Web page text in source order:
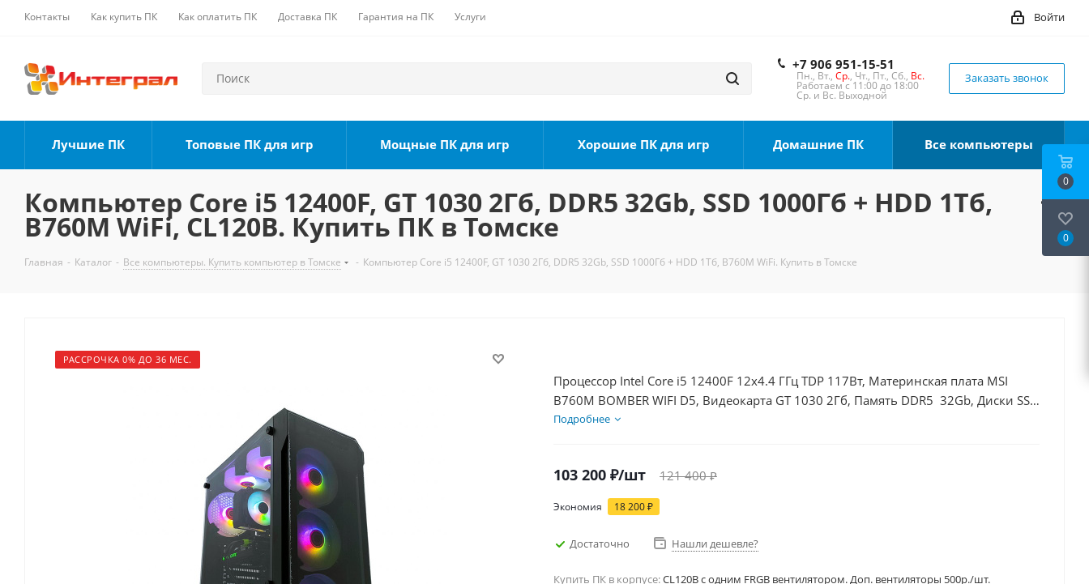
Контакты Как купить ПК Как оплатить ПК Доставка ПК Гарантия на ПК Услуги Войти
+7 906 951-15-51
Пн., Вт., Ср., Чт., Пт., Сб., Вс.
Работаем с 11:00 до 18:00
Ср. и Вс. Выходной
Заказать звонок
Лучшие ПК Топовые ПК для игр Мощные ПК для игр Хорошие ПК для игр Домашние ПК Все компьютеры
Компьютер Core i5 12400F, GT 1030 2Гб, DDR5 32Gb, SSD 1000Гб + HDD 1Тб,
B760M WiFi, CL120B. Купить ПК в Томске
Главная - Каталог - Все компьютеры. Купить компьютер в Томске - Компьютер Core i5 12400F, GT 1030 2Гб, DDR5 32Gb, SSD 1000Гб + HDD 1Тб, B760M WiFi. Купить в Томске
РАССРОЧКА 0% ДО 36 МЕС.
Процессор Intel Core i5 12400F 12x4.4 ГГц TDP 117Вт, Материнская плата MSI
B760M BOMBER WIFI D5, Видеокарта GT 1030 2Гб, Память DDR5 32Gb, Диски SSD
1000Гб + HDD 1Тб, БП 500Вт
Подробнее
103 200 ₽/шт 121 400₽
Экономия 18 200₽
Достаточно Нашли дешевле?
Купить ПК в корпусе:CL120B c одним FRGB вентилятором. Доп. вентиляторы 500р./шт.
0
0